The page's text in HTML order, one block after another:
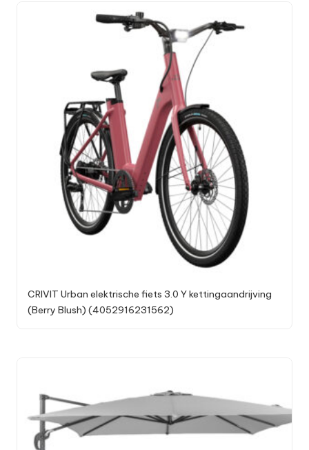
CRIVIT Urban elektrische fiets 3.0 Y kettingaandrijving
(Berry Blush) (4052916231562)